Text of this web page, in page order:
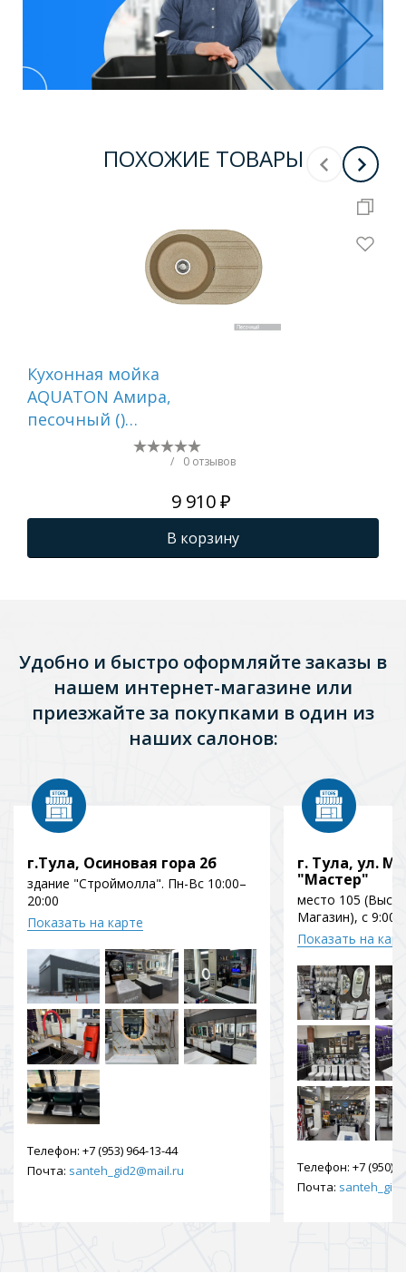
ПОХОЖИЕ ТОВАРЫ
Кухонная мойка
AQUATON Амира,
песочный ()
1A712932AI220
/ 0 отзывов
9 910 ₽
В корзину
Удобно и быстро оформляйте заказы в
нашем интернет-магазине или
приезжайте за покупками в один из
наших салонов:
г.Тула, Осиновая гора 2б
здание "Строймолла". Пн-Вс 10:00–
20:00
Показать на карте
Телефон: +7 (953) 964-13-44
Почта: santeh_gid2@mail.ru
г. Тула, ул.
"Мастер"
место 105
Магазин), с 9:00
Показать на
Телефон: +7 (950)
Почта: